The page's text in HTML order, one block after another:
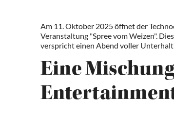
Am 11. Oktober 2025 öffnet der
Veranstaltung "Spree vom Weizen".
verspricht einen Abend voller
Eine